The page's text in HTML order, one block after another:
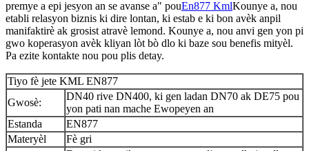
premye a epi jesyon an se avanse a" pouEn877 KmlKounye a, nou
etabli relasyon biznis ki dire lontan, ki estab e ki bon avèk anpil
manifaktirè ak grosist atravè lemond. Kounye a, nou anvi gen yon pi
gwo koperasyon avèk kliyan lòt bò dlo ki baze sou benefis mityèl.
Pa ezite kontakte nou pou plis detay.
Tiyo fè jete KML EN877
Gwosè:
DN40 rive DN400, ki gen ladan DN70 ak DE75 pou
yon pati nan mache Ewopeyen an
Estanda
EN877
Materyèl
Fè gri